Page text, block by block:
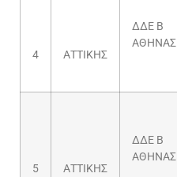
4 ΑΤΤΙΚΗΣ
ΔΔΕ Β
ΑΘΗΝΑΣ
5 ΑΤΤΙΚΗΣ
ΔΔΕ Β
ΑΘΗΝΑΣ